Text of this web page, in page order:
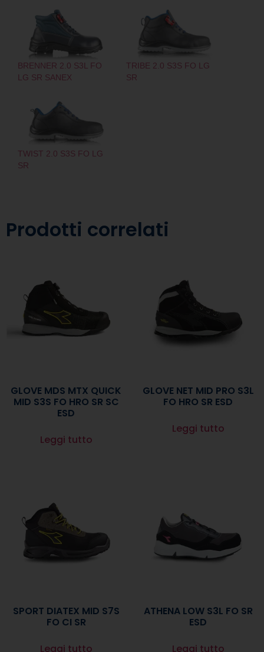
BRENNER 2.0 S3L FO
LG SR SANEX
TRIBE 2.0 S3S FO LG
SR
TWIST 2.0 S3S FO LG
SR
Prodotti correlati
GLOVE MDS MTX QUICK
MID S3S FO HRO SR SC
ESD
Leggi tutto
GLOVE NET MID PRO S3L
FO HRO SR ESD
Leggi tutto
SPORT DIATEX MID S7S
FO CI SR
Leggi tutto
ATHENA LOW S3L FO SR
ESD
Leggi tutto